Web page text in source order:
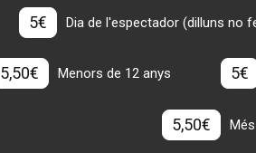
5€ Dia de l'espectador (dilluns no
5,50€ Menors de 12 anys 5€
5,50€